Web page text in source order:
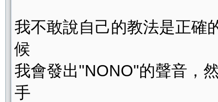
我不敢說自己的教法是正確
候
我會發出"NONO"的聲音，
手